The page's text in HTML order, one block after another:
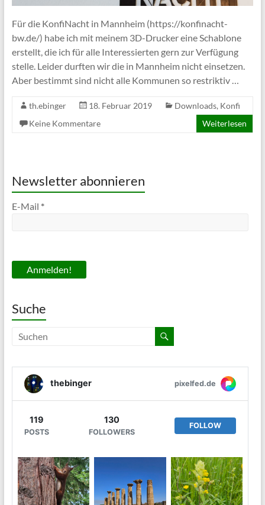
Für die KonfiNacht in Mannheim (https://konfinacht-
bw.de/) habe ich mit meinem 3D-Drucker eine Schablone
erstellt, die ich für alle Interessierten gern zur Verfügung
stelle. Leider durften wir die in Mannheim nicht einsetzen.
Aber bestimmt sind nicht alle Kommunen so restriktiv …
th.ebinger 18. Februar 2019 Downloads, Konfi
Keine Kommentare
Weiterlesen
Newsletter abonnieren
E-Mail *
Suche